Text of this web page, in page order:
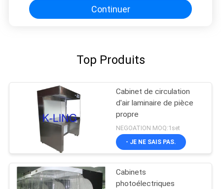
Continuer
Top Produits
Cabinet de circulation
d'air laminaire de pièce
propre
NEGOATION MOQ:1set
- JE NE SAIS PAS.
Cabinets
photoélectriques